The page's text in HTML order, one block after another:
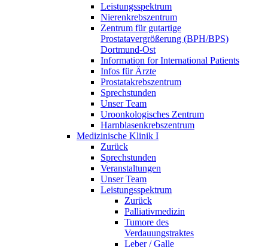
Leistungsspektrum
Nierenkrebszentrum
Zentrum für gutartige
Prostatavergrößerung (BPH/BPS)
Dortmund-Ost
Information for International Patients
Infos für Ärzte
Prostatakrebszentrum
Sprechstunden
Unser Team
Uroonkologisches Zentrum
Harnblasenkrebszentrum
Medizinische Klinik I
Zurück
Sprechstunden
Veranstaltungen
Unser Team
Leistungsspektrum
Zurück
Palliativmedizin
Tumore des
Verdauungstraktes
Leber / Galle